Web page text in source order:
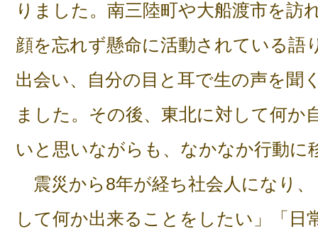
りました。南三陸町や大船渡市を訪
顔を忘れず懸命に活動されている語
出会い、自分の目と耳で生の声を聞
ました。その後、東北に対して何か
いと思いながらも、なかなか行動に
震災から8年が経ち社会人になり
して何か出来ることをしたい」「日